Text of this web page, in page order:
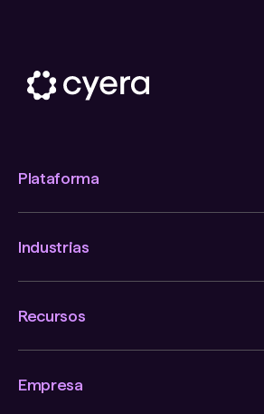
Plataforma
Industrias
Recursos
Empresa